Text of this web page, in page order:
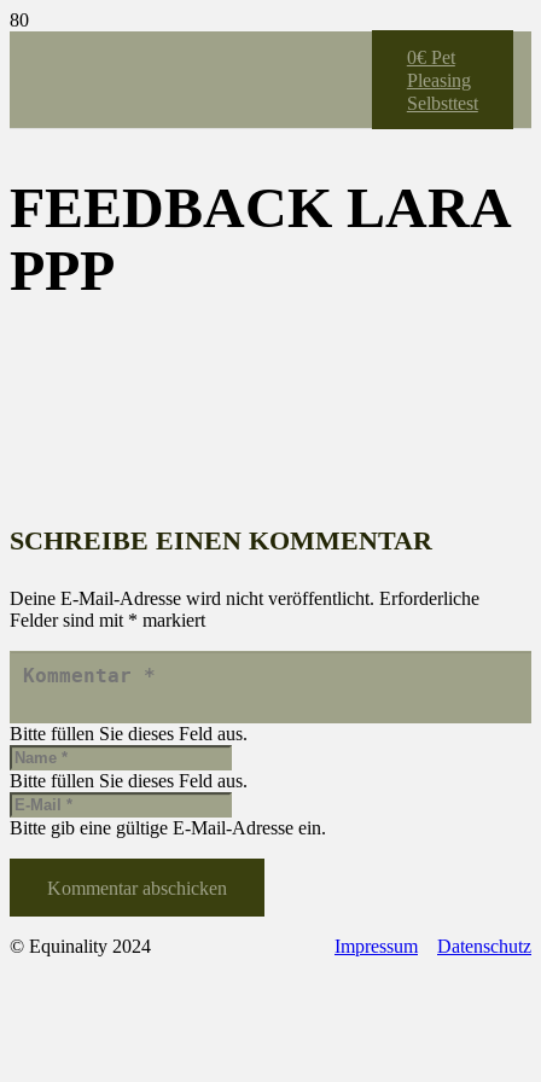
0€ Pet
Pleasing
Selbsttest
FEEDBACK LARA
PPP
SCHREIBE EINEN KOMMENTAR
Deine E-Mail-Adresse wird nicht veröffentlicht. Erforderliche
Felder sind mit * markiert
Bitte füllen Sie dieses Feld aus.
Bitte füllen Sie dieses Feld aus.
Bitte gib eine gültige E-Mail-Adresse ein.
Kommentar abschicken
© Equinality 2024 Impressum Datenschutz